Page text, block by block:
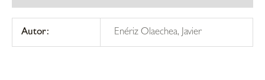
Autor: Enériz Olaechea, Javier